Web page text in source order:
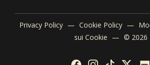
Privacy Policy — Cookie Policy —
sui Cookie — © 2026